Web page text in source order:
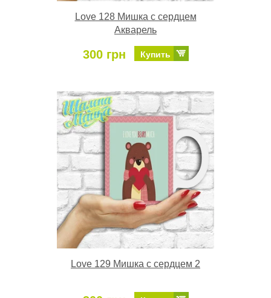
Love 128 Мишка с сердцем
Акварель
300 грн Купить
Love 129 Мишка с сердцем 2